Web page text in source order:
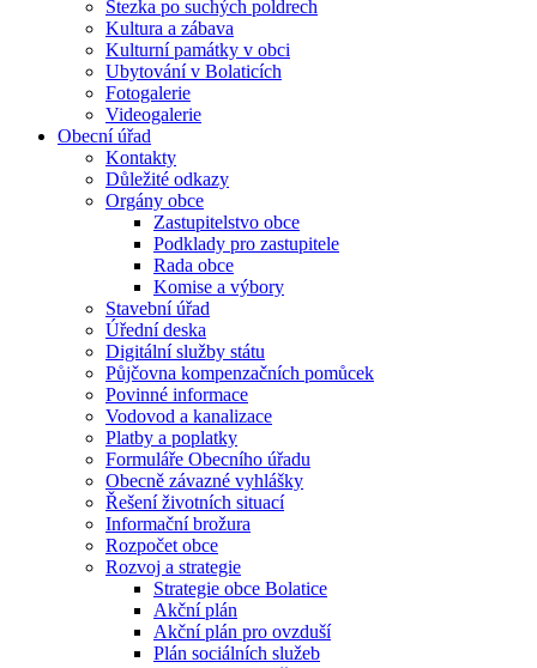
Stezka po suchých poldrech
Kultura a zábava
Kulturní památky v obci
Ubytování v Bolaticích
Fotogalerie
Videogalerie
Obecní úřad
Kontakty
Důležité odkazy
Orgány obce
Zastupitelstvo obce
Podklady pro zastupitele
Rada obce
Komise a výbory
Stavební úřad
Úřední deska
Digitální služby státu
Půjčovna kompenzačních pomůcek
Povinné informace
Vodovod a kanalizace
Platby a poplatky
Formuláře Obecního úřadu
Obecně závazné vyhlášky
Řešení životních situací
Informační brožura
Rozpočet obce
Rozvoj a strategie
Strategie obce Bolatice
Akční plán
Akční plán pro ovzduší
Plán sociálních služeb